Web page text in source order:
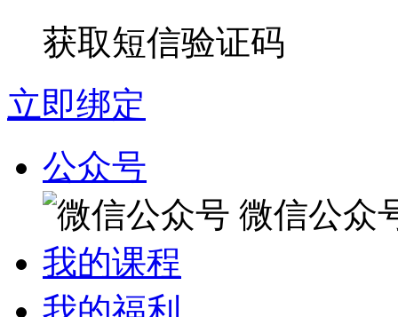
获取短信验证码
立即绑定
公众号
微信公众
我的课程